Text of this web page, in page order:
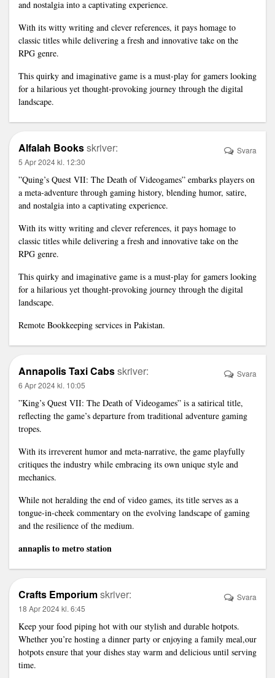
and nostalgia into a captivating experience.
With its witty writing and clever references, it pays homage to
classic titles while delivering a fresh and innovative take on the
RPG genre.
This quirky and imaginative game is a must-play for gamers looking
for a hilarious yet thought-provoking journey through the digital
landscape.
Alfalah Booksskriver:
5 Apr 2024 kl. 12:30
”Quing’s Quest VII: The Death of Videogames” embarks players on
a meta-adventure through gaming history, blending humor, satire,
and nostalgia into a captivating experience.
With its witty writing and clever references, it pays homage to
classic titles while delivering a fresh and innovative take on the
RPG genre.
This quirky and imaginative game is a must-play for gamers looking
for a hilarious yet thought-provoking journey through the digital
landscape.
Remote Bookkeeping services in Pakistan.
Svara
Annapolis Taxi Cabsskriver:
6 Apr 2024 kl. 10:05
”King’s Quest VII: The Death of Videogames” is a satirical title,
reflecting the game’s departure from traditional adventure gaming
tropes.
With its irreverent humor and meta-narrative, the game playfully
critiques the industry while embracing its own unique style and
mechanics.
While not heralding the end of video games, its title serves as a
tongue-in-cheek commentary on the evolving landscape of gaming
and the resilience of the medium.
annaplis to metro station
Svara
Crafts Emporiumskriver:
18 Apr 2024 kl. 6:45
Keep your food piping hot with our stylish and durable hotpots.
Whether you’re hosting a dinner party or enjoying a family meal,our
hotpots ensure that your dishes stay warm and delicious until serving
time.
Svara